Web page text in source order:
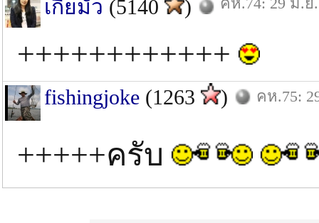
เกียมัว (5140 )
++++++++++++
fishingjoke (1263 ) คห.75:
+++++ครับ